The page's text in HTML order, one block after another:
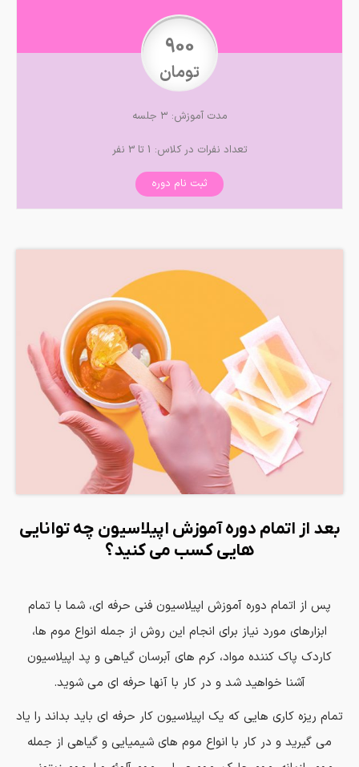
900
تومان
مدت آموزش: ۳ جلسه
تعداد نفرات در کلاس: 1 تا 3 نفر
ثبت نام دوره
بعد از اتمام دوره آموزش اپیلاسیون چه توانایی
هایی کسب می کنید؟
پس از اتمام دوره آموزش اپیلاسیون فنی حرفه ای، شما با تمام
ابزارهای مورد نیاز برای انجام این روش از جمله انواع موم ها،
کاردك پاك کننده مواد، کرم های آبرسان گیاهی و پد اپیلاسیون
آشنا خواهید شد و در کار با آنها حرفه ای می شوید.
تمام ریزه کاری هایی که یک اپیلاسیون کار حرفه ای باید بداند را یاد
می گیرید و در کار با انواع موم های شیمیایی و گیاهی از جمله